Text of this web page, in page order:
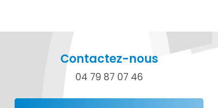
Contactez-nous
04 79 87 07 46